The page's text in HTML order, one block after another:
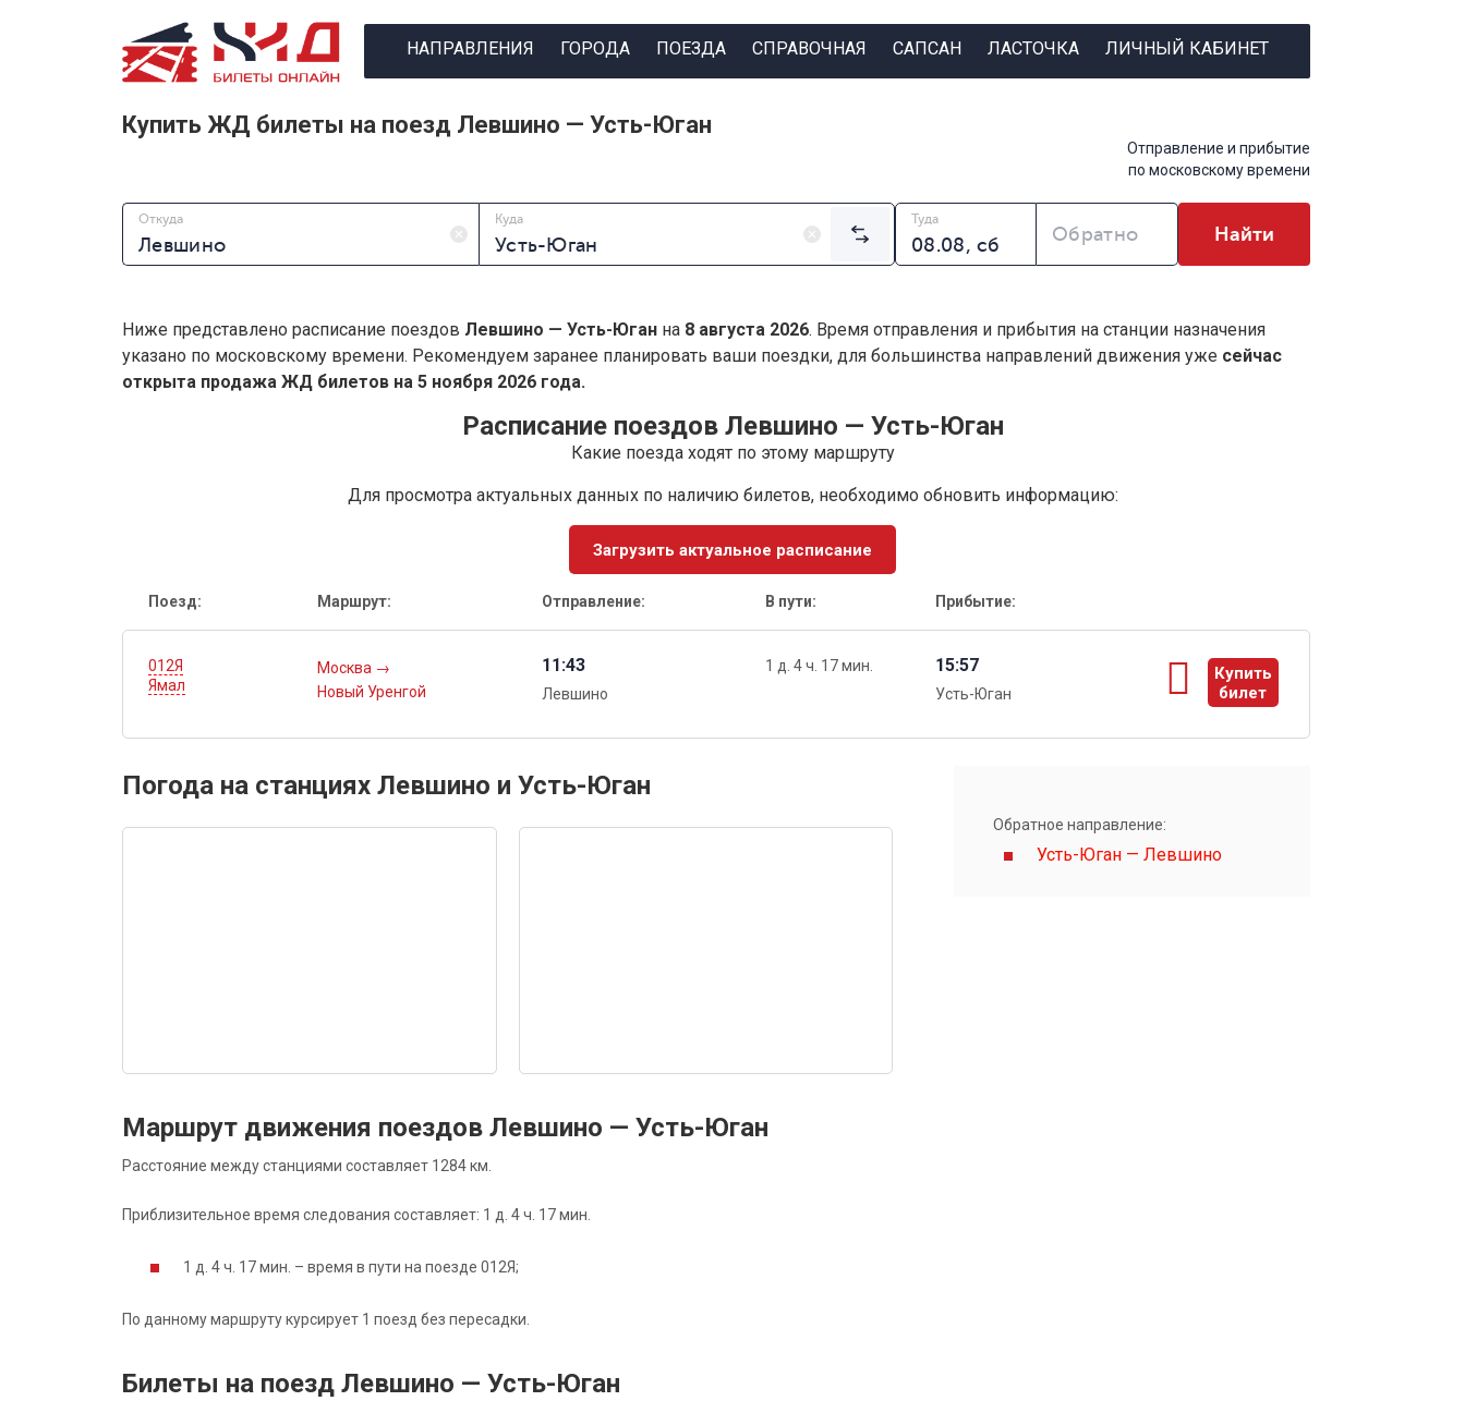
НАПРАВЛЕНИЯ ГОРОДА ПОЕЗДА СПРАВОЧНАЯ САПСАН ЛАСТОЧКА ЛИЧНЫЙ КАБИНЕТ
Купить ЖД билеты на поезд Левшино — Усть-Юган
Отправление и прибытие
по московскому времени
Откуда Куда Туда
Обратно Найти
Ниже представлено расписание поездов Левшино — Усть-Юган на 8 августа 2026. Время отправления и прибытия на станции назначения
указано по московскому времени. Рекомендуем заранее планировать ваши поездки, для большинства направлений движения уже сейчас
открыта продажа ЖД билетов на 5 ноября 2026 года.
Расписание поездов Левшино — Усть-Юган
Какие поезда ходят по этому маршруту
Для просмотра актуальных данных по наличию билетов, необходимо обновить информацию:
Загрузить актуальное расписание
Поезд: Маршрут: Отправление: В пути: Прибытие:
012Я
Ямал
Москва →
Новый Уренгой
11:43
Левшино
1 д. 4 ч. 17 мин. 15:57
Усть-Юган
Купить
билет
ы
Погода на станциях Левшино и Усть-Юган
Маршрут движения поездов Левшино — Усть-Юган
Расстояние между станциями составляет 1284 км.
Приблизительное время следования составляет: 1 д. 4 ч. 17 мин.
1 д. 4 ч. 17 мин. – время в пути на поезде 012Я;
По данному маршруту курсирует 1 поезд без пересадки.
Билеты на поезд Левшино — Усть-Юган
Обратное направление:
Усть-Юган — Левшино